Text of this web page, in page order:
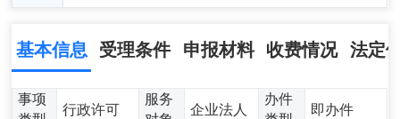
基本信息 受理条件 申报材料 收费情况 法定
事项
行政许可
服务
企业法人
办件
即办件